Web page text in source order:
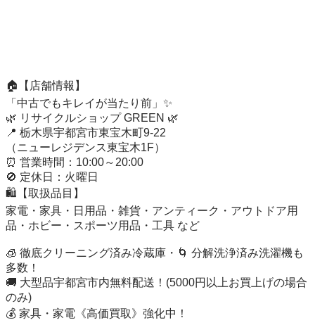
🏠【店舗情報】
「中古でもキレイが当たり前」✨
🌿 リサイクルショップ GREEN 🌿
📍 栃木県宇都宮市東宝木町9-22
（ニューレジデンス東宝木1F）
⏰ 営業時間：10:00～20:00
🚫 定休日：火曜日
🛍【取扱品目】
家電・家具・日用品・雑貨・アンティーク・アウトドア用
品・ホビー・スポーツ用品・工具 など
🧊 徹底クリーニング済み冷蔵庫・🌀 分解洗浄済み洗濯機も
多数！
🚚 大型品宇都宮市内無料配送！(5000円以上お買上げの場合
のみ)
💰 家具・家電《高価買取》強化中！